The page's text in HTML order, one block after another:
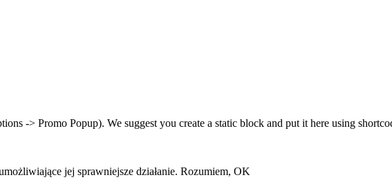
-> Promo Popup). We suggest you create a static block and put it here using
jej sprawniejsze działanie. Rozumiem, OK